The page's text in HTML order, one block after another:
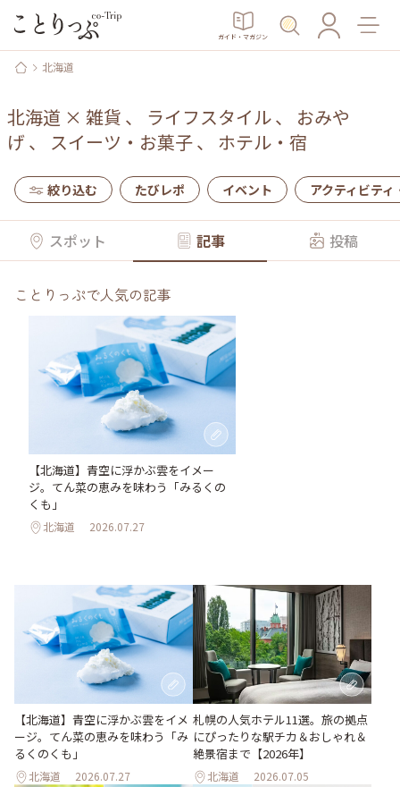
ガイド・マガジン
北海道
北海道 × 雑貨 、 ライフスタイル、 おみや
げ 、 スイーツ・お菓子、 ホテル・宿
絞り込む たびレポ イベント アクティビティ
スポット 記事 投稿
ことりっぷで人気の記事
【北海道】青空に浮かぶ雲をイメー
ジ。てん菜の恵みを味わう「みるくの
くも」
北海道 2026.07.27
【北海道】青空に浮かぶ雲をイメ
ージ。てん菜の恵みを味わう「み
るくのくも」
北海道 2026.07.27
札幌の人気ホテル11選。旅の拠点
にぴったりな駅チカ＆おしゃれ＆
絶景宿まで【2026年】
北海道 2026.07.05